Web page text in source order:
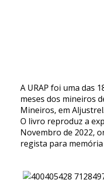
A URAP foi uma das
meses dos mineiros
Mineiros, em Aljustrel.
O livro reproduz a
Novembro de 2022,
regista para